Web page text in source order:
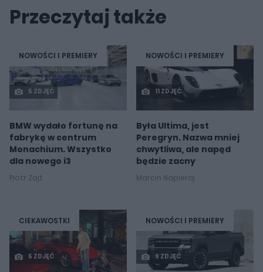
Przeczytaj także
NOWOŚCI I PREMIERY
5 ZDJĘĆ
BMW wydało fortunę na
fabrykę w centrum
Monachium. Wszystko
dla nowego i3
Piotr Zajt
NOWOŚCI I PREMIERY
11 ZDJĘĆ
Była Ultima, jest
Peregryn. Nazwa mniej
chwytliwa, ale napęd
będzie zacny
Marcin Napieraj
CIEKAWOSTKI
5 ZDJĘĆ
NOWOŚCI I PREMIERY
9 ZDJĘĆ